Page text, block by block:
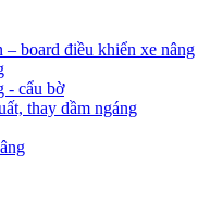
– board điều khiển xe nâng
- cẩu bờ
thay dầm ngáng